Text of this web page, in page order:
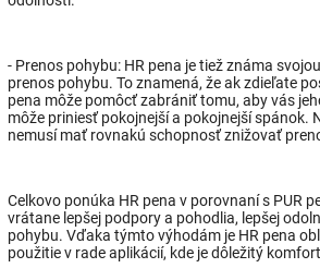
- Prenos pohybu: HR pena je tiež známa
prenos pohybu. To znamená, že ak zdieľate
pena môže pomôcť zabrániť tomu, aby vás
môže priniesť pokojnejší a pokojnejší spánok.
nemusí mať rovnakú schopnosť znižovať
Celkovo ponúka HR pena v porovnaní s PUR
vrátane lepšej podpory a pohodlia, lepšej
pohybu. Vďaka týmto výhodám je HR pena
použitie v rade aplikácií, kde je dôležitý